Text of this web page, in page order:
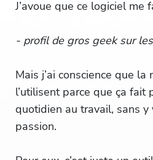
J’avoue que ce logiciel me
- profil de gros geek sur
Mais j’ai conscience que
l’utilisent parce que ça fait
quotidien au travail, sans y
passion.